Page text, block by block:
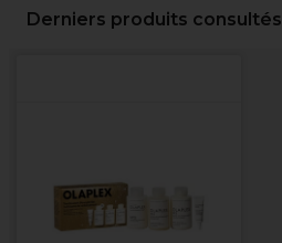
Derniers produits consultés